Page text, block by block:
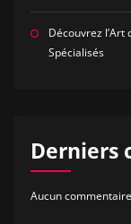
Découvrez l’Art
Spécialisés
Derniers
Aucun